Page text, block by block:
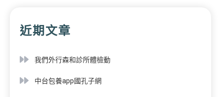
近期文章
我們外行森和診所體檢動
中台包養app國孔子網